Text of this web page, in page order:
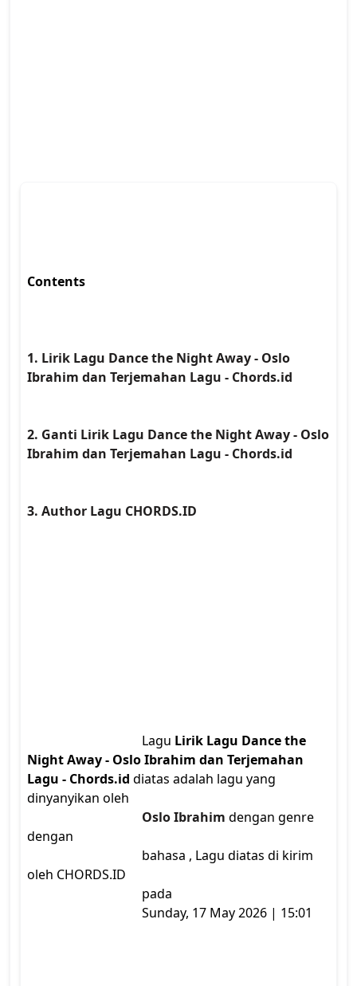
Contents
1. Lirik Lagu Dance the Night Away - Oslo
Ibrahim dan Terjemahan Lagu - Chords.id
2. Ganti Lirik Lagu Dance the Night Away - Oslo
Ibrahim dan Terjemahan Lagu - Chords.id
3. Author Lagu CHORDS.ID
                                    Lagu
Lirik Lagu Dance the
Night Away - Oslo Ibrahim dan Terjemahan
Lagu - Chords.id diatas adalah lagu yang
dinyanyikan oleh
Oslo Ibrahim dengan genre
dengan
oleh CHORDS.ID